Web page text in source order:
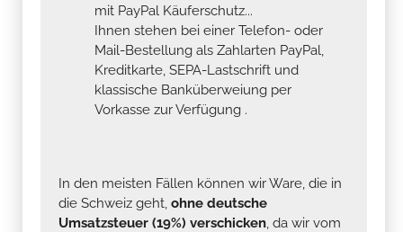
mit PayPal Käuferschutz...
Ihnen stehen bei einer Telefon- oder
Mail-Bestellung als Zahlarten PayPal,
Kreditkarte, SEPA-Lastschrift und
klassische Banküberweiung per
Vorkasse zur Verfügung .
In den meisten Fällen können wir Ware, die in
die Schweiz geht, ohne deutsche
Umsatzsteuer (19%) verschicken, da wir vom